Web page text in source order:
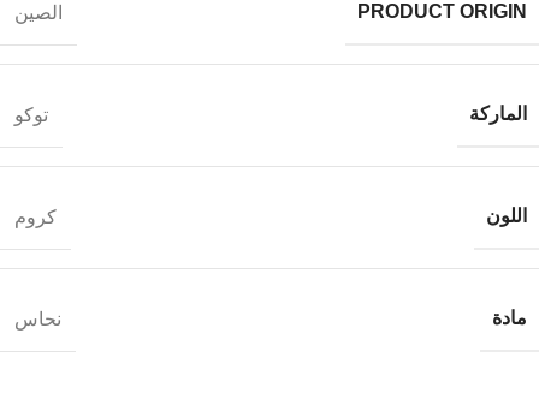
PRODUCT ORIGIN الصين
الماركة توكو
اللون كروم
مادة نحاس